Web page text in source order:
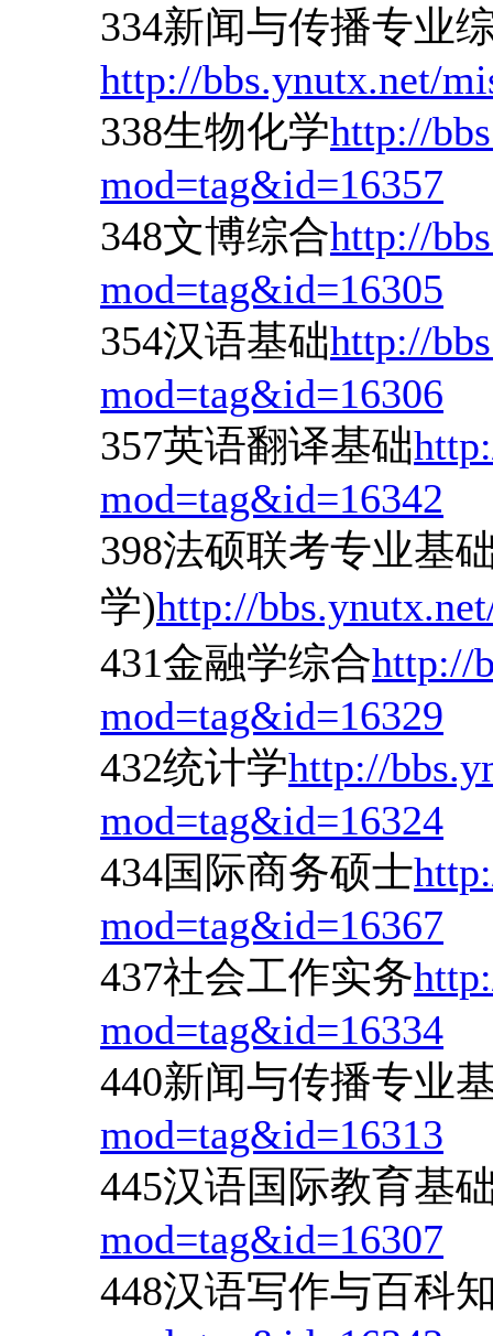
334新闻与传播专业
http://bbs.ynutx.net/
338生物化学http://
mod=tag&id=16357
348文博综合http://
mod=tag&id=16305
354汉语基础http://
mod=tag&id=16306
357英语翻译基础
mod=tag&id=16342
398法硕联考专业基
学)http://
431金融学综合http://
mod=tag&id=16329
432统计学http://
mod=tag&id=16324
434国际商务硕士
mod=tag&id=16367
437社会工作实务
mod=tag&id=16334
440新闻与传播专业
mod=tag&id=16313
445汉语国际教育基
mod=tag&id=16307
448汉语写作与百科